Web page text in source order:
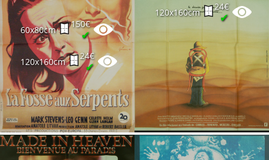
60x80cm
150€
✔
120x160cm
24€
✔
120x160cm
24€
✔